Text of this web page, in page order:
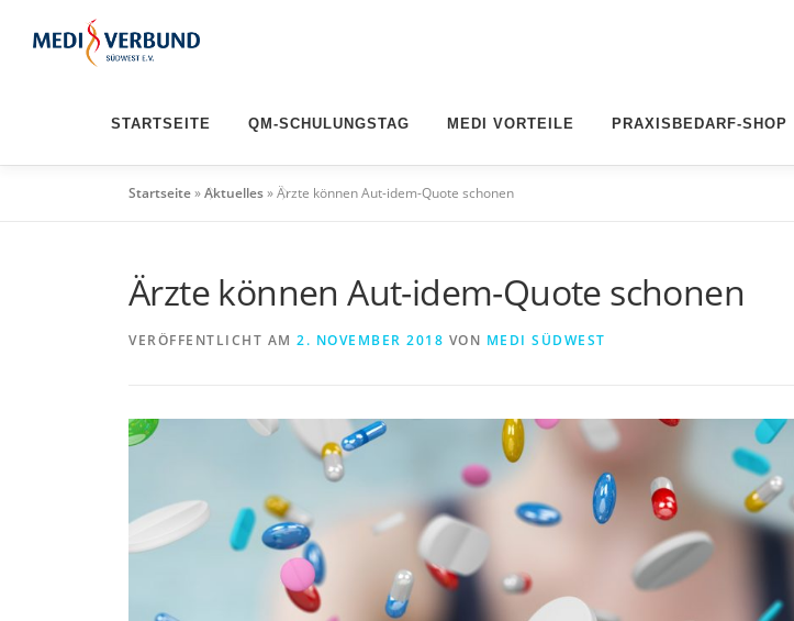
Inhalt
STARTSEITE QM-SCHULUNGSTAG MEDI VORTEILE PRAXISBEDARF-SHOP
Startseite»Aktuelles»Ärzte können Aut-idem-Quote schonen
Ärzte können Aut-idem-Quote schonen
VERÖFFENTLICHT AM 2. NOVEMBER 2018 VON MEDI SÜDWEST